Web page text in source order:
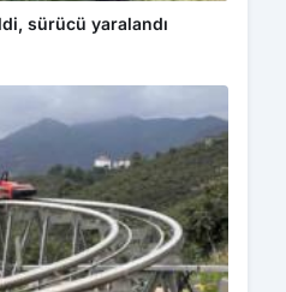
sürücü yaralandı